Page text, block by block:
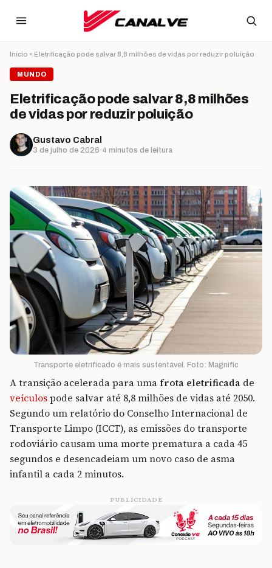
Início » Eletrificação pode salvar 8,8 milhões de vidas por reduzir poluição
MUNDO
Eletrificação pode salvar 8,8 milhões
de vidas por reduzir poluição
Gustavo Cabral
3 de julho de 2026·4 minutos de leitura
Transporte eletrificado é mais sustentável. Foto: Magnific
A transição acelerada para umafrota eletrificada de
veículospode salvar até 8,8 milhões de vidas até 2050.
Segundo um relatório do Conselho Internacional de
Transporte Limpo (ICCT), as emissões do transporte
rodoviário causam uma morte prematura a cada 45
segundos e desencadeiam um novo caso de asma
infantil a cada 2 minutos.
PUBLICIDADE